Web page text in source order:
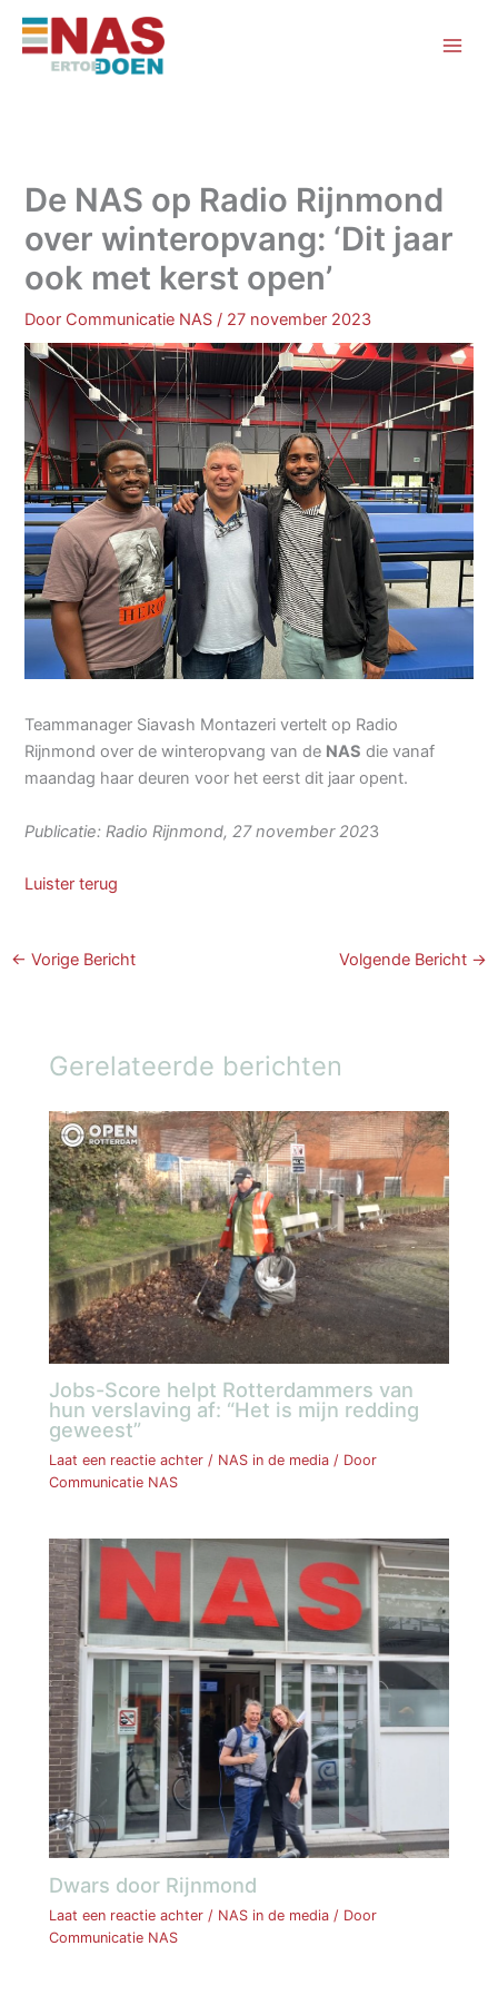
naar
De NAS op Radio Rijnmond
over winteropvang: ‘Dit jaar
ook met kerst open’
Door Communicatie NAS/ 27 november 2023
Teammanager Siavash Montazeri vertelt op Radio
Rijnmond over de winteropvang van de NAS die vanaf
maandag haar deuren voor het eerst dit jaar opent.
Publicatie: Radio Rijnmond, 27 november 2023
Luister terug
← Vorige Bericht Volgende Bericht →
Gerelateerde berichten
Jobs-Score helpt Rotterdammers van
hun verslaving af: “Het is mijn redding
geweest”
Laat een reactie achter / NAS in de media / Door
Communicatie NAS
Dwars door Rijnmond
Laat een reactie achter / NAS in de media / Door
Communicatie NAS